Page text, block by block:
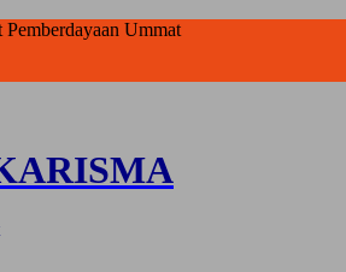
Pemberdayaan Ummat